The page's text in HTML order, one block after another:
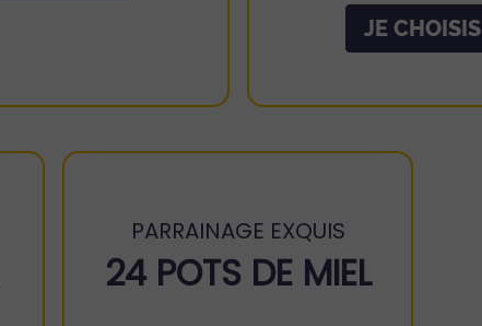
JE CHOISIS
PARRAINAGE EXQUIS
24 POTS DE MIEL